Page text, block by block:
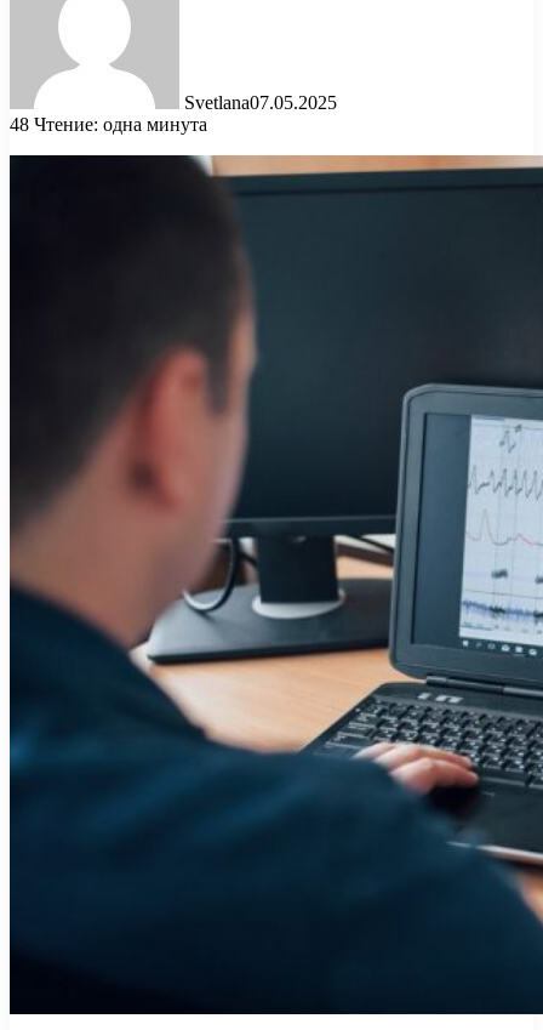
Svetlana07.05.2025
48 Чтение: одна минута